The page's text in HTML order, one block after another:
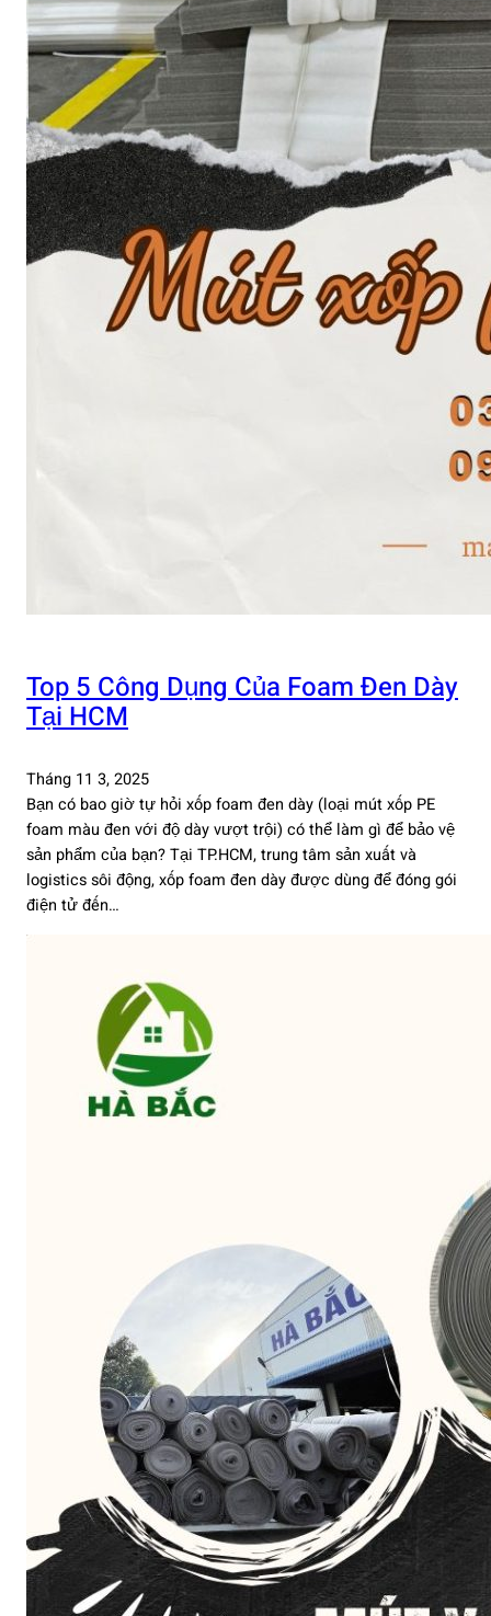
Top 5 Công Dụng Của Foam Đen Dày
Tại HCM
Tháng 11 3, 2025
Bạn có bao giờ tự hỏi xốp foam đen dày (loại mút xốp PE
foam màu đen với độ dày vượt trội) có thể làm gì để bảo vệ
sản phẩm của bạn? Tại TP.HCM, trung tâm sản xuất và
logistics sôi động, xốp foam đen dày được dùng để đóng gói
điện tử đến…